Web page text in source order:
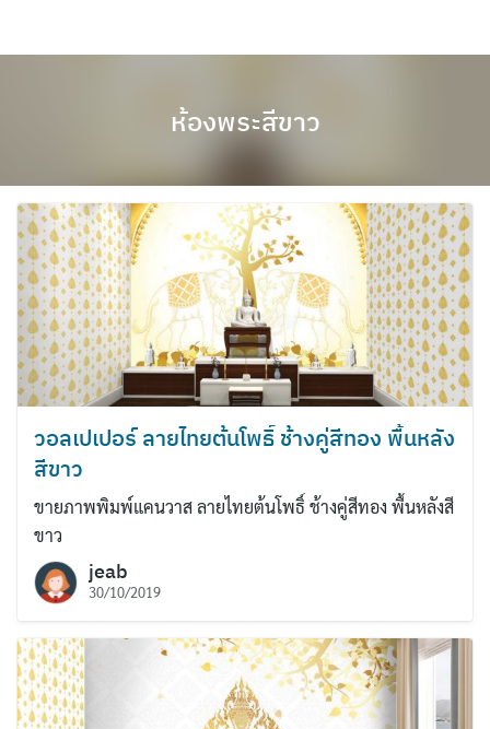
ห้องพระสีขาว
วอลเปเปอร์ ลายไทยต้นโพธิ์ ช้างคู่สีทอง พื้นหลัง
สีขาว
ขายภาพพิมพ์แคนวาส ลายไทยต้นโพธิ์ ช้างคู่สีทอง พื้นหลังสี
ขาว
jeab
30/10/2019